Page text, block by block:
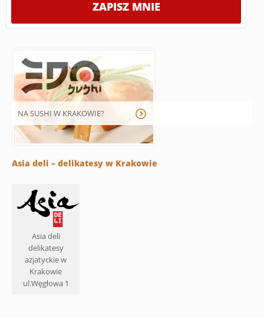
NA SUSHI W KRAKOWIE?
Asia deli – delikatesy w Krakowie
Asia deli
delikatesy
azjatyckie w
Krakowie
ul.Węgłowa 1